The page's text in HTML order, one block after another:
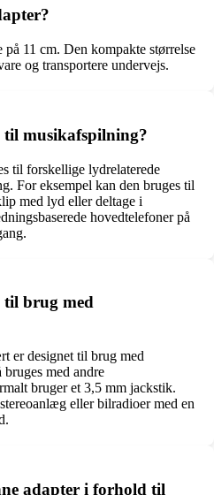
11 cm. Den kompakte størrelse
og transportere undervejs.
musikafspilning?
til forskellige lydrelaterede
For eksempel kan den bruges til
med lyd eller deltage i
hovedtelefoner på
til brug med
er designet til brug med
med andre
bruger et 3,5 mm jackstik.
eller bilradioer med en
adapter i forhold til